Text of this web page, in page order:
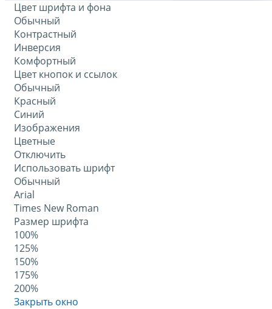
Цвет шрифта и фона
Обычный
Контрастный
Инверсия
Комфортный
Цвет кнопок и ссылок
Обычный
Красный
Синий
Изображения
Цветные
Отключить
Использовать шрифт
Обычный
Arial
Times New Roman
Размер шрифта
100%
125%
150%
175%
200%
Закрыть окно